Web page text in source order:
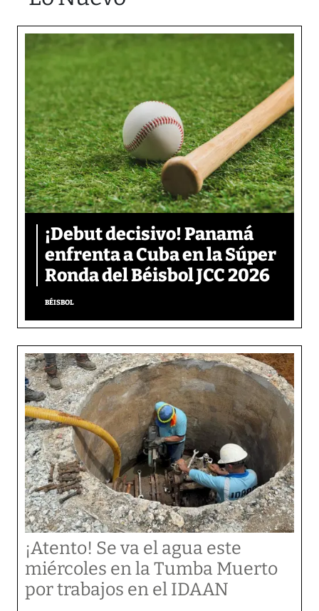
¡Debut decisivo! Panamá
enfrenta a Cuba en la Súper
Ronda del Béisbol JCC 2026
BÉISBOL
¡Atento! Se va el agua este
miércoles en la Tumba Muerto
por trabajos en el IDAAN